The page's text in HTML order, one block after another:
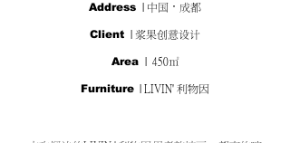
Address | 中国·成都
Client | 浆果创意设计
Area | 450㎡
Furniture | LIVIN' 利物因